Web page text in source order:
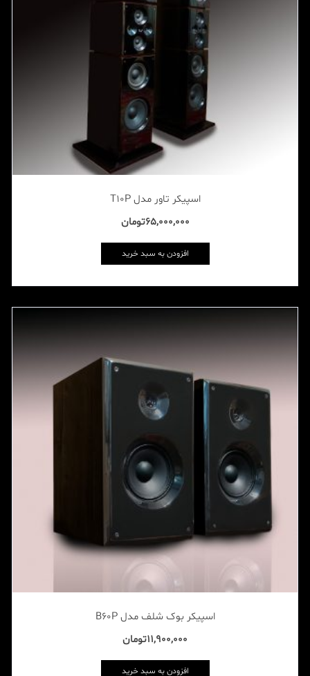
اسپیکر تاور مدل T10P
65,000,000تومان
افزودن به سبد خرید
اسپیکر بوک شلف مدل B60P
11,900,000تومان
افزودن به سبد خرید